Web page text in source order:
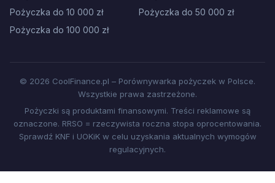
Pożyczka do 10 000 zł
Pożyczka do 50 000 zł
Pożyczka do 100 000 zł
© 2026 CoolFinance.pl – Porównywarka pożyczek w Polsce.
Wszystkie prawa zastrzeżone.
Pożyczki są produktami finansowymi. Treści reklamowe są
oznaczone. RRSO = rzeczywista roczna stopa oprocentowania.
Sprawdź KNF i UOKiK w celu uzyskania aktualnych wymogów
regulacyjnych.